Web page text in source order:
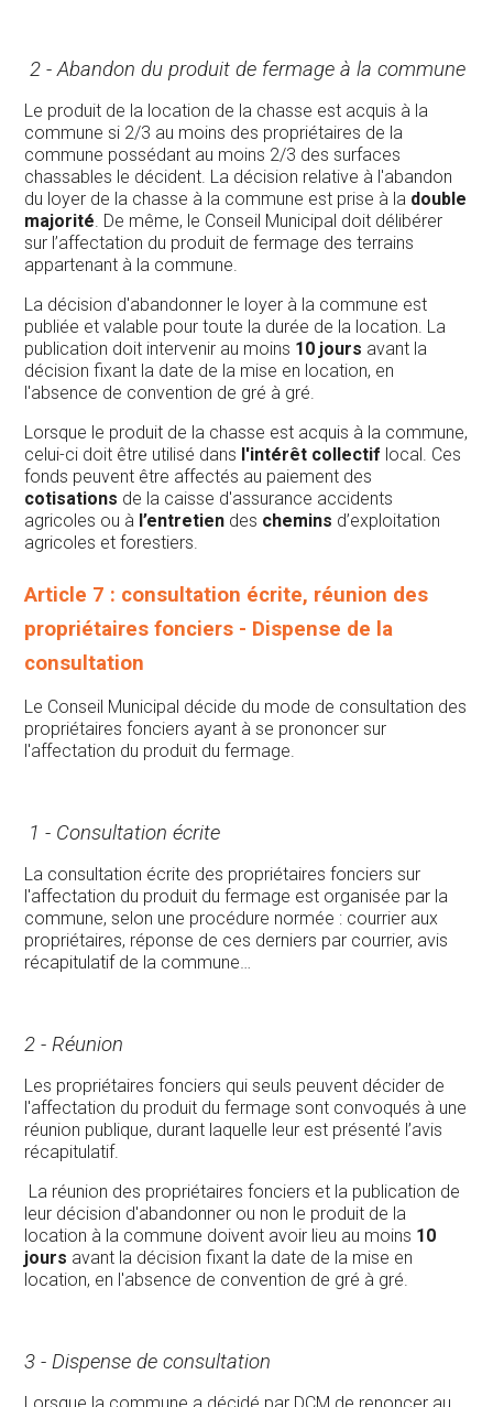
2 - Abandon du produit de fermage à la commune
Le produit de la location de la chasse est acquis à la
commune si 2/3 au moins des propriétaires de la
commune possédant au moins 2/3 des surfaces
chassables le décident. La décision relative à l'abandon
du loyer de la chasse à la commune est prise à la double
majorité. De même, le Conseil Municipal doit délibérer
sur l’affectation du produit de fermage des terrains
appartenant à la commune.
La décision d'abandonner le loyer à la commune est
publiée et valable pour toute la durée de la location. La
publication doit intervenir au moins 10 jours avant la
décision fixant la date de la mise en location, en
l'absence de convention de gré à gré.
Lorsque le produit de la chasse est acquis à la commune,
celui-ci doit être utilisé dans l'intérêt collectif local. Ces
fonds peuvent être affectés au paiement des
cotisations de la caisse d'assurance accidents
agricoles ou à l’entretien des chemins d’exploitation
agricoles et forestiers.
Article 7 : consultation écrite, réunion des
propriétaires fonciers - Dispense de la
consultation
Le Conseil Municipal décide du mode de consultation des
propriétaires fonciers ayant à se prononcer sur
l'affectation du produit du fermage.
1 - Consultation écrite
La consultation écrite des propriétaires fonciers sur
l'affectation du produit du fermage est organisée par la
commune, selon une procédure normée : courrier aux
propriétaires, réponse de ces derniers par courrier, avis
récapitulatif de la commune…
2 - Réunion
Les propriétaires fonciers qui seuls peuvent décider de
l'affectation du produit du fermage sont convoqués à une
réunion publique, durant laquelle leur est présenté l’avis
récapitulatif.
La réunion des propriétaires fonciers et la publication de
leur décision d'abandonner ou non le produit de la
location à la commune doivent avoir lieu au moins 10
jours avant la décision fixant la date de la mise en
location, en l'absence de convention de gré à gré.
3 - Dispense de consultation
Lorsque la commune a décidé par DCM de renoncer au